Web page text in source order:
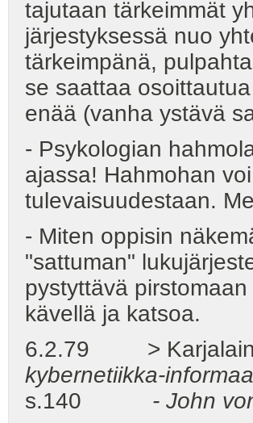
tajutaan tärkeimmät
järjestyksessä nuo
tärkeimpänä,
se saattaa
enää (vanha ystävä
- Psykologian
ajassa! Hahmohan
tulevaisuudestaan.
- Miten oppisin
"sattuman"
pystyttävä
kävellä ja katsoa.
6.2.79 >
kybernetiikka-
s.140 - John